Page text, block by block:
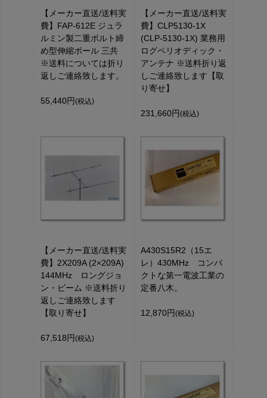
【メーカー直送/送料実
費】FAP-612E ジュラ
ルミン製二重ボルト締
め型伸縮ポール 三共
※送料については折り
返しご連絡致します。
55,440円 (税込)
【メーカー直送/送料実
費】CLP5130-1X
(CLP-5130-1X) 業務用
ログペリオディック・
アンテナ ※送料折り返
しご連絡致します【取
り寄せ】
231,660円 (税込)
【メーカー直送/送料実
費】2X209A (2×209A)
144MHz ロングジョ
ン・ビーム ※送料折り
返しご連絡致します
【取り寄せ】
67,518円 (税込)
A430S15R2（15エ
レ）430MHz コンパ
クトな第一電波工業の
定番八木。
12,870円 (税込)